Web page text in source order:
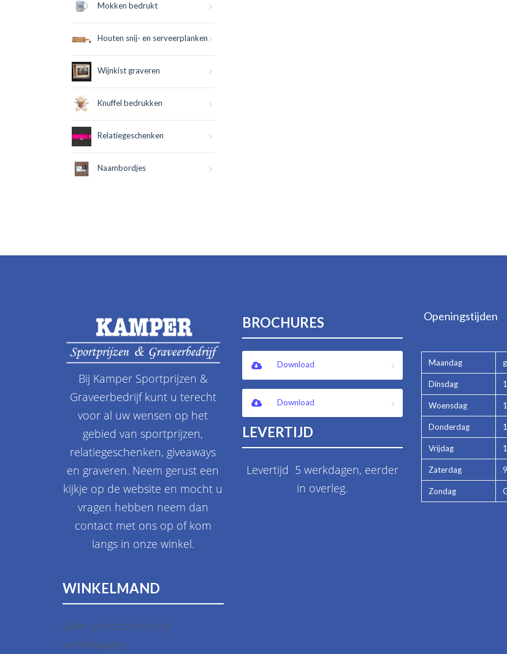
Mokken bedrukt
Houten snij- en serveerplanken
Wijnkist graveren
Knuffel bedrukken
Relatiegeschenken
Naambordjes
Bij Kamper Sportprijzen &
Graveerbedrijf kunt u terecht
voor al uw wensen op het
gebied van sportprijzen,
relatiegeschenken, giveaways
en graveren. Neem gerust een
kijkje op de website en mocht u
vragen hebben neem dan
contact met ons op of kom
langs in onze winkel.
WINKELMAND
Geen producten in je
winkelwagen.
BROCHURES
Download
Download
LEVERTIJD
Levertijd 5 werkdagen, eerder
in overleg.
Openingstijden
Maandag
Dinsdag
Woensdag
Donderdag
Vrijdag
Zaterdag
Zondag